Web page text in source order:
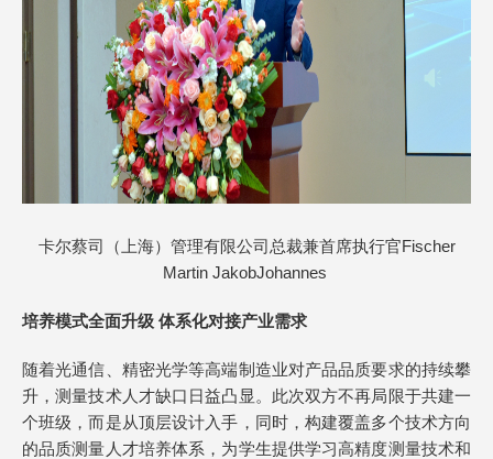
卡尔蔡司（上海）管理有限公司总裁兼首席执行官Fischer
Martin JakobJohannes
培养模式全面升级 体系化对接产业需求
随着光通信、精密光学等高端制造业对产品品质要求的持续攀
升，测量技术人才缺口日益凸显。此次双方不再局限于共建一
个班级，而是从顶层设计入手，同时，构建覆盖多个技术方向
的品质测量人才培养体系，为学生提供学习高精度测量技术和